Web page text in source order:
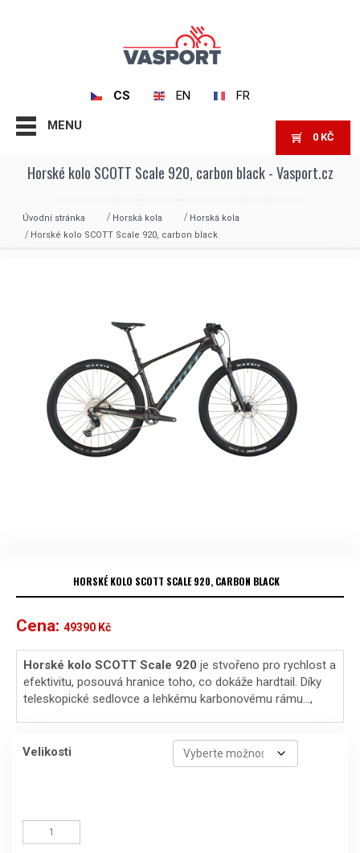
CS EN FR
MENU
0 KČ
Horské kolo SCOTT Scale 920, carbon black - Vasport.cz
Úvodní stránka Horská kola
Horská kola
Horské kolo SCOTT Scale 920, carbon black
HORSKÉ KOLO SCOTT SCALE 920, CARBON BLACK
Cena: 49390 Kč
Horské kolo SCOTT Scale 920 je stvořeno pro rychlost a
efektivitu, posouvá hranice toho, co dokáže hardtail. Díky
teleskopické sedlovce a lehkému karbonovému rámu…,
Velikosti
SCOTT